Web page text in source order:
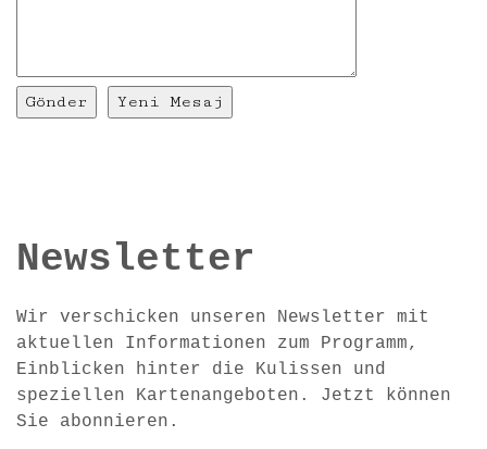
Newsletter
Wir verschicken unseren Newsletter mit
aktuellen Informationen zum Programm,
Einblicken hinter die Kulissen und
speziellen Kartenangeboten. Jetzt können
Sie abonnieren.